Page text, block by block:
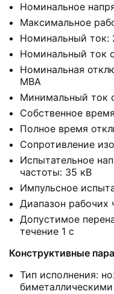
Номинальное
Максимальное
Номинальный ток:
Номинальный ток
Номинальная
МВА
Минимальный ток
Собственное
Полное время
Сопротивление
Испытательное
частоты: 35 кВ
Импульсное
Диапазон рабочих
Допустимое
течение 1 с
Конструктивные
Тип исполнения: